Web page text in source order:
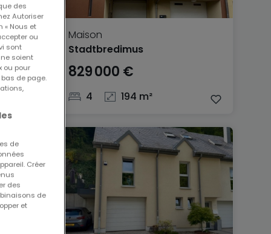
Maison
Stadtbredimus
829 000 €
4 194 m²
des
Autoriser
Nous et
ou
sont
soient
ou pour
de page.
de
Créer
des
de
et